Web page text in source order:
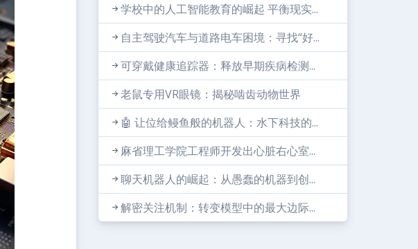
学校中的人工智能教育的崛起 平衡现实...
自主驾驶汽车与道路电车困境：寻找“好...
可穿戴健康追踪器：释放早期疾病检测...
老鼠专用VR眼镜：揭秘啮齿动物世界
🤖 让位给鳗鱼般的机器人：水下科技的...
麻省理工学院工程师开发出心脏右心室...
聊天机器人的崛起：从愚蠢的机器到创...
解密关注机制：转变模型中的最大边际...